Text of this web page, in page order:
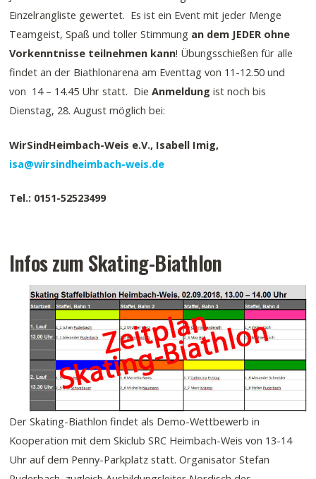
Einzelrangliste gewertet. Es ist ein Event mit jeder Menge
Teamgeist, Spaß und toller Stimmung an dem JEDER ohne
Vorkenntnisse teilnehmen kann! Übungsschießen für alle
findet an der Biathlonarena am Eventtag von 11-12.50 und
von 14 – 14.45 Uhr statt. DieAnmeldung ist noch bis
Dienstag, 28. August möglich bei:
WirSindHeimbach-Weis e.V., Isabell Imig,
isa@wirsindheimbach-weis.de
Tel.: 0151-52523499
Infos zum Skating-Biathlon
Der Skating-Biathlon findet als Demo-Wettbewerb in
Kooperation mit dem Skiclub SRC Heimbach-Weis von 13-14
Uhr auf dem Penny-Parkplatz statt. Organisator Stefan